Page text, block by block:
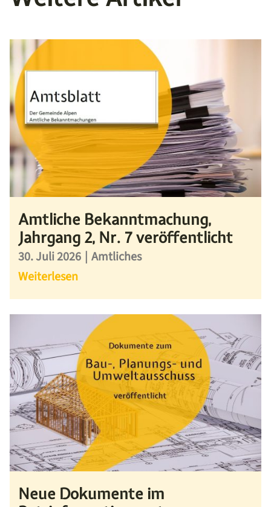
Amtliche Bekanntmachung,
Jahrgang 2, Nr. 7 veröffentlicht
30. Juli 2026 | Amtliches
Weiterlesen
Neue Dokumente im